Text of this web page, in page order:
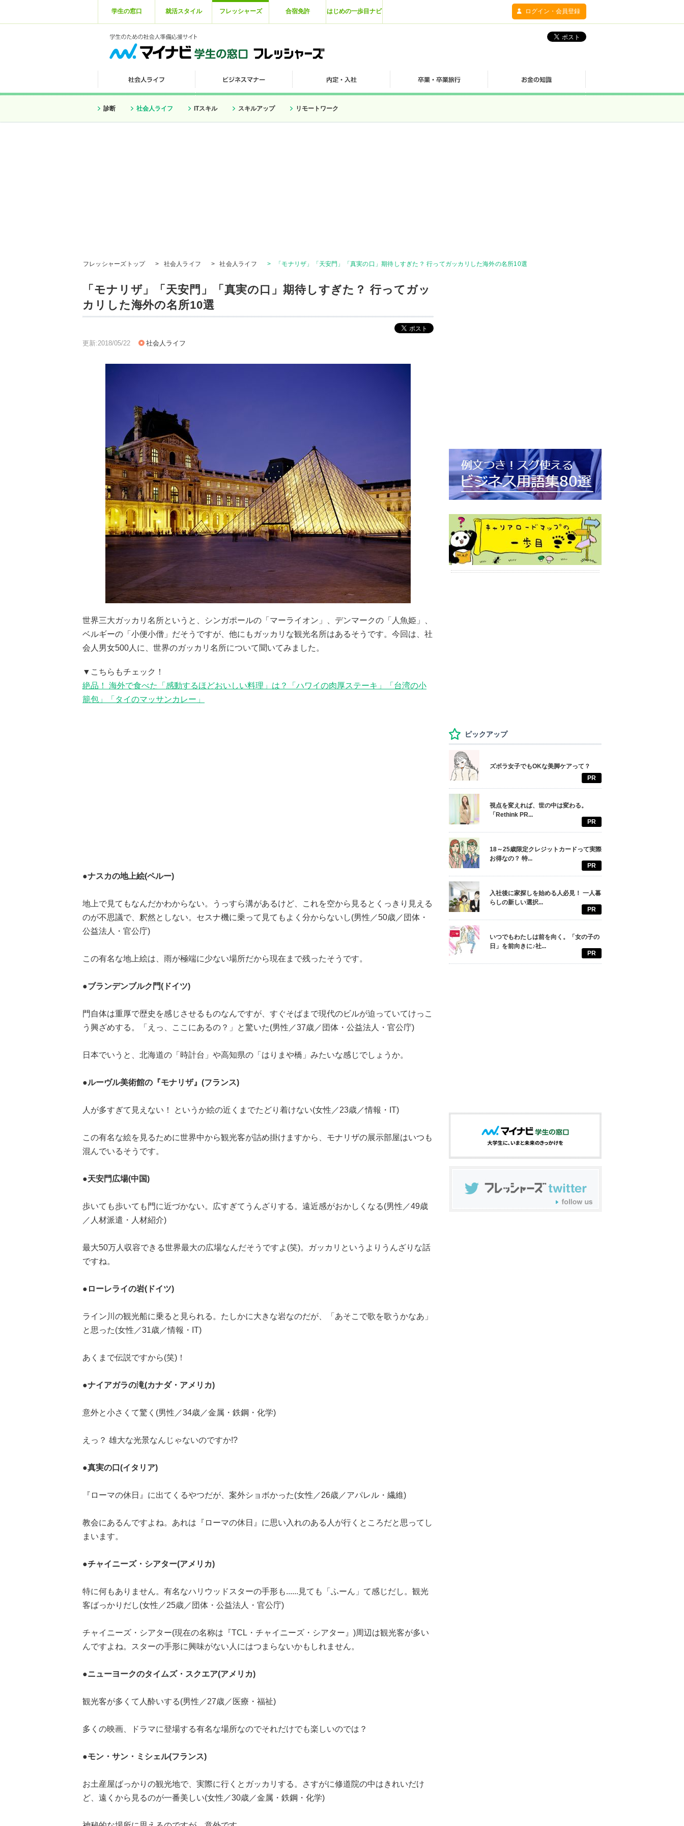
学生の窓口 就活スタイル フレッシャーズ 合宿免許 はじめの一歩目ナビ ログイン・会員登録
診断 社会人ライフ ITスキル スキルアップ リモートワーク
フレッシャーズトップ > 社会人ライフ > 社会人ライフ > 「モナリザ」「天安門」「真実の口」期待しすぎた？ 行ってガッカリした海外の名所10選
「モナリザ」「天安門」「真実の口」期待しすぎた？ 行ってガッ
カリした海外の名所10選
更新:2018/05/22 社会人ライフ
世界三大ガッカリ名所というと、シンガポールの「マーライオン」、デンマークの「人魚姫」、
ベルギーの「小便小僧」だそうですが、他にもガッカリな観光名所はあるそうです。今回は、社
会人男女500人に、世界のガッカリ名所について聞いてみました。
▼こちらもチェック！
絶品！ 海外で食べた「感動するほどおいしい料理」は？「ハワイの肉厚ステーキ」「台湾の小
籠包」「タイのマッサンカレー」
●ナスカの地上絵(ペルー)
地上で見てもなんだかわからない。うっすら溝があるけど、これを空から見るとくっきり見える
のが不思議で、釈然としない。セスナ機に乗って見てもよく分からないし(男性／50歳／団体・
公益法人・官公庁)
この有名な地上絵は、雨が極端に少ない場所だから現在まで残ったそうです。
●ブランデンブルク門(ドイツ)
門自体は重厚で歴史を感じさせるものなんですが、すぐそばまで現代のビルが迫っていてけっこ
う興ざめする。「えっ、ここにあるの？」と驚いた(男性／37歳／団体・公益法人・官公庁)
日本でいうと、北海道の「時計台」や高知県の「はりまや橋」みたいな感じでしょうか。
●ルーヴル美術館の『モナリザ』(フランス)
人が多すぎて見えない！ というか絵の近くまでたどり着けない(女性／23歳／情報・IT)
この有名な絵を見るために世界中から観光客が詰め掛けますから、モナリザの展示部屋はいつも
混んでいるそうです。
●天安門広場(中国)
歩いても歩いても門に近づかない。広すぎてうんざりする。遠近感がおかしくなる(男性／49歳
／人材派遣・人材紹介)
最大50万人収容できる世界最大の広場なんだそうですよ(笑)。ガッカリというよりうんざりな話
ですね。
●ローレライの岩(ドイツ)
ライン川の観光船に乗ると見られる。たしかに大きな岩なのだが、「あそこで歌を歌うかなあ」
と思った(女性／31歳／情報・IT)
あくまで伝説ですから(笑)！
●ナイアガラの滝(カナダ・アメリカ)
意外と小さくて驚く(男性／34歳／金属・鉄鋼・化学)
えっ？ 雄大な光景なんじゃないのですか!?
●真実の口(イタリア)
『ローマの休日』に出てくるやつだが、案外ショボかった(女性／26歳／アパレル・繊維)
教会にあるんですよね。あれは『ローマの休日』に思い入れのある人が行くところだと思ってし
まいます。
●チャイニーズ・シアター(アメリカ)
特に何もありません。有名なハリウッドスターの手形も......見ても「ふーん」て感じだし。観光
客ばっかりだし(女性／25歳／団体・公益法人・官公庁)
チャイニーズ・シアター(現在の名称は『TCL・チャイニーズ・シアター』)周辺は観光客が多い
んですよね。スターの手形に興味がない人にはつまらないかもしれません。
●ニューヨークのタイムズ・スクエア(アメリカ)
観光客が多くて人酔いする(男性／27歳／医療・福祉)
多くの映画、ドラマに登場する有名な場所なのでそれだけでも楽しいのでは？
●モン・サン・ミシェル(フランス)
お土産屋ばっかりの観光地で、実際に行くとガッカリする。さすがに修道院の中はきれいだけ
ど、遠くから見るのが一番美しい(女性／30歳／金属・鉄鋼・化学)
ピックアップ
ズボラ女子でもOKな美脚ケアって？
PR
視点を変えれば、世の中は変わる。
「Rethink PR...
PR
18～25歳限定クレジットカードって実際
お得なの？ 特...
PR
入社後に家探しを始める人必見！ 一人暮
らしの新しい選択...
PR
いつでもわたしは前を向く。「女の子の
日」を前向きに♪社...
PR